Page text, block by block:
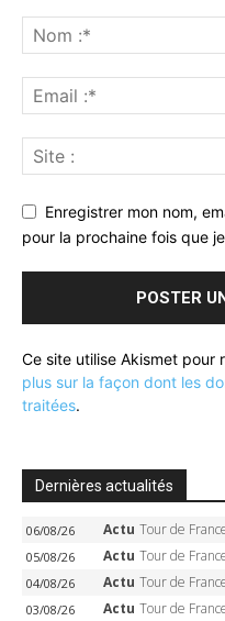
Enregistrer mon nom,
pour la prochaine fois que
Ce site utilise Akismet pour
plus sur la façon dont les
traitées.
Dernières actualités
06/08/26 Actu Tour de France Femmes 2026,
05/08/26 Actu Tour de France Femmes 2026, étape 5 –
04/08/26 Actu Tour de France Femmes 2026,
03/08/26 Actu Tour de France Femmes 2026,